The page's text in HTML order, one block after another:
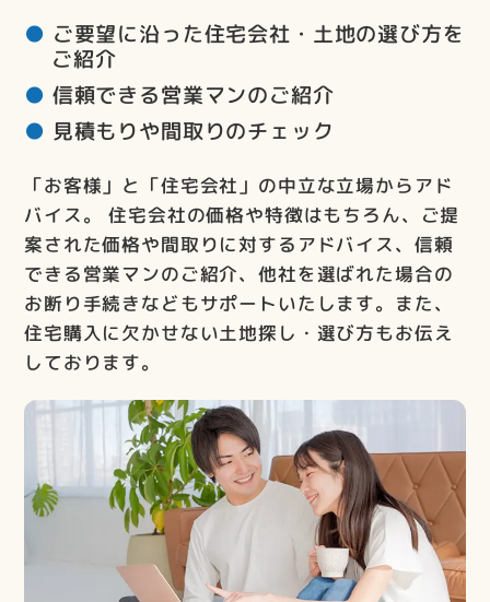
ご要望に沿った住宅会社・土地の選び方を
ご紹介
信頼できる営業マンのご紹介
見積もりや間取りのチェック
「お客様」と「住宅会社」の中立な立場からアド
バイス。 住宅会社の価格や特徴はもちろん、ご提
案された価格や間取りに対するアドバイス、信頼
できる営業マンのご紹介、他社を選ばれた場合の
お断り手続きなどもサポートいたします。また、
住宅購入に欠かせない土地探し・選び方もお伝え
しております。